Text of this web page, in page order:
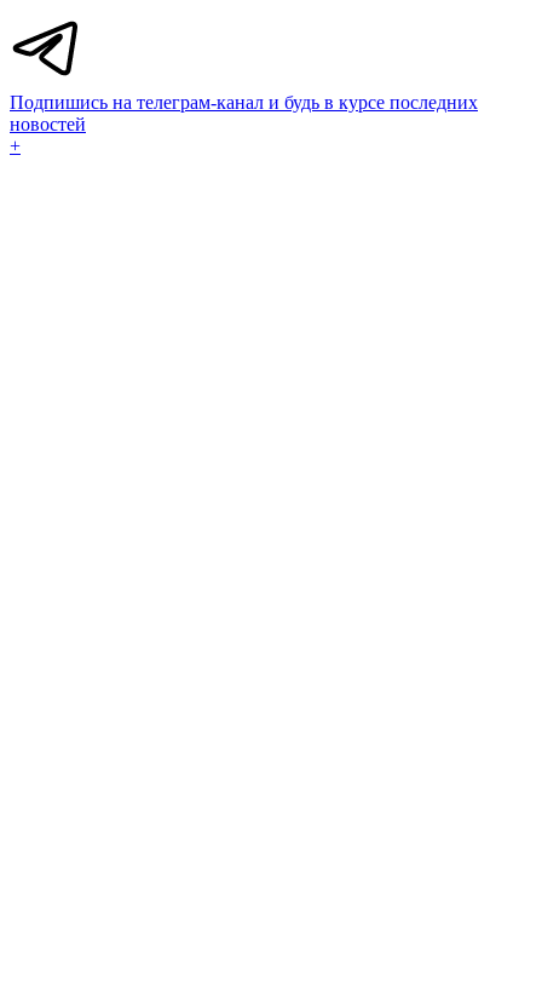
Подпишись на телеграм-канал и будь в курсе последних
новостей
+